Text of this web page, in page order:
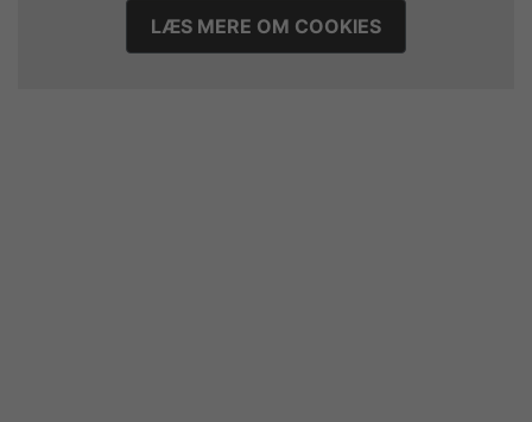
LÆS MERE OM COOKIES